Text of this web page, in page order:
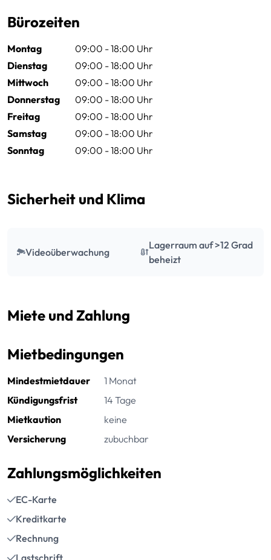
Bürozeiten
Montag
09:00 - 18:00 Uhr
Dienstag
09:00 - 18:00 Uhr
Mittwoch
09:00 - 18:00 Uhr
Donnerstag
09:00 - 18:00 Uhr
Freitag
09:00 - 18:00 Uhr
Samstag
09:00 - 18:00 Uhr
Sonntag
09:00 - 18:00 Uhr
Sicherheit und Klima
Videoüberwachung
Lagerraum auf >12 Grad
beheizt
Miete und Zahlung
Mietbedingungen
Mindestmietdauer
1 Monat
Kündigungsfrist
14 Tage
Mietkaution
keine
Versicherung
zubuchbar
Zahlungsmöglichkeiten
EC-Karte
Kreditkarte
Rechnung
Lastschrift